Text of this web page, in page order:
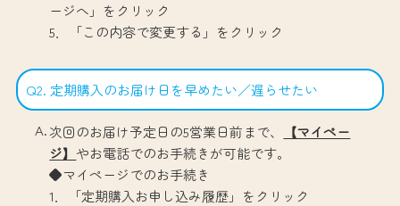
ージへ」をクリック
5．「この内容で変更する」をクリック
Q2. 定期購入のお届け日を早めたい／遅らせたい
次回のお届け予定日の5営業日前まで、
【マイペー
ジ】 やお電話でのお手続きが可能です。
◆マイページでのお手続き
1．「定期購入お申し込み履歴」をクリック